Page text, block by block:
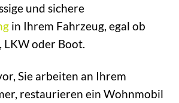
und sichere
in Ihrem Fahrzeug, egal ob
oder Boot.
Sie arbeiten an Ihrem
restaurieren ein Wohnmobil